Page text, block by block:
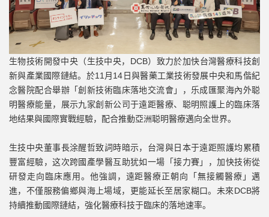
生物技術開發中央（生技中央，DCB）致力於加快台灣醫療科技創
新與產業國際鏈結。於11月14日與醫藥工業技術發展中央和馬偕紀
念醫院配合舉辦「創新技術臨床落地交流會」，乐成匯聚海內外聪
明醫療能量，展示九家創新公司于遠距醫療、聪明照護上的臨床落
地结果與國際實戰經驗，配合推動亞洲聪明醫療邁向全世界。
生技中央董事長涂醒哲致詞時暗示，台灣與日本于遠距照護均累積
豐富經驗，这次跨國產學醫互助犹如一場「接力賽」，加快技術從
研發走向臨床應用。他強調，遠距醫療正朝向「無接觸醫療」邁
進，不僅服務偏鄉與海上場域，更能延长至居家糊口。未來DCB將
持續推動國際鏈結，強化醫療科技于臨床的落地速率。